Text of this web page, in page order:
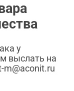
у
выслать на
m@aconit.ru